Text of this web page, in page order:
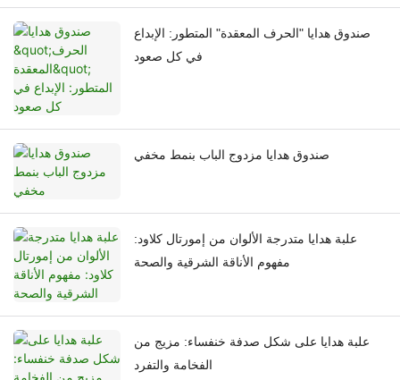
صندوق هدايا "الحرف المعقدة" المتطور: الإبداع
في كل صعود
صندوق هدايا مزدوج الباب بنمط مخفي
علبة هدايا متدرجة الألوان من إمورتال كلاود:
مفهوم الأناقة الشرقية والصحة
علبة هدايا على شكل صدفة خنفساء: مزيج من
الفخامة والتفرد